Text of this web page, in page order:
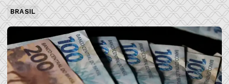
BRASIL